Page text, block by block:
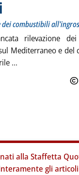
dei combustibili
rilevazione
Mediterraneo e
...
alla Staffetta
gli